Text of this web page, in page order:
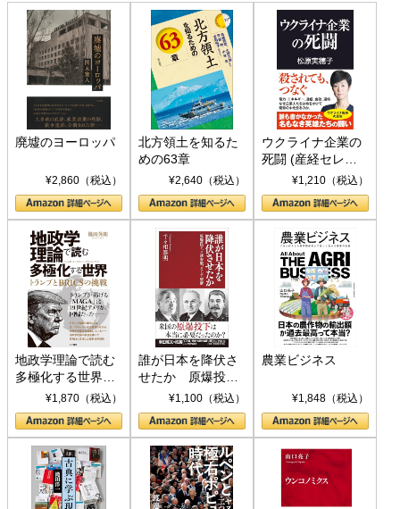
廃墟のヨーロッパ
¥2,860（税込）
北方領土を知るた
めの63章
¥2,640（税込）
ウクライナ企業の
死闘 (産経セレク
ト S 039)¥1,210（税込）
地政学理論で読む
多極化する世界：
トランプとBRICS
の挑戦
¥1,870（税込）
誰が日本を降伏さ
せたか 原爆投
下、ソ連参戦、そ
して聖断 (PHP新
書)
¥1,100（税込）
農業ビジネス
¥1,848（税込）